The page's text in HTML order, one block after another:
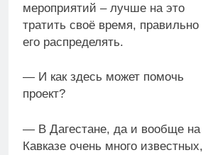
мероприятий – лучше на это
тратить своё время, правильно
его распределять.
— И как здесь может помочь
проект?
— В Дагестане, да и вообще на
Кавказе очень много известных,